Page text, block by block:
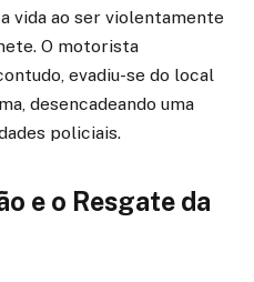
vida ao ser violentamente
O motorista
evadiu-se do local
desencadeando uma
policiais.
e o Resgate da